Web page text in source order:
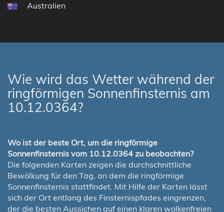
Australien
Wie wird das Wetter während der
ringförmigen Sonnenfinsternis am
10.12.0364?
Wo ist der beste Ort, um die ringförmige
Sonnenfinsternis vom 10.12.0364 zu beobachten?
Die folgenden Karten zeigen die durchschnittliche
Bewölkung für den Tag, an dem die ringförmige
Sonnenfinsternis stattfindet. Mit Hilfe der Karten lässt
sich der Ort entlang des Finsternispfades eingrenzen,
der die besten Aussichen auf einen klaren wolkenfreien